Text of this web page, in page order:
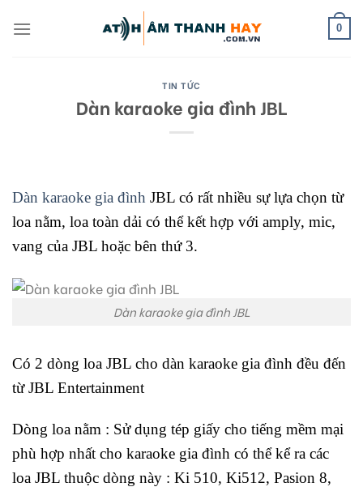
0
TIN TỨC
Dàn karaoke gia đình JBL
Dàn karaoke gia đình JBL có rất nhiều sự lựa chọn từ
loa nằm, loa toàn dải có thể kết hợp với amply, mic,
vang của JBL hoặc bên thứ 3.
Dàn karaoke gia đình JBL
Có 2 dòng loa JBL cho dàn karaoke gia đình đều đến
từ JBL Entertainment
Dòng loa nằm : Sử dụng tép giấy cho tiếng mềm mại
phù hợp nhất cho karaoke gia đình có thể kể ra các
loa JBL thuộc dòng này : Ki 510, Ki512, Pasion 8,